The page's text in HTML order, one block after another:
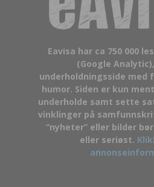
Eavisa har ca 750 000
(Google
underholdningsside med
humor. Siden er kun
underholde samt sette
vinklinger på
“nyheter” eller bilder
eller seriøst.